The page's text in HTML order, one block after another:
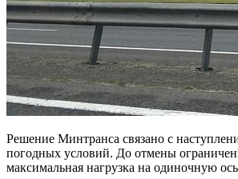
Решение Минтранса связано с
погодных условий. До отмены
максимальная нагрузка на одиночную